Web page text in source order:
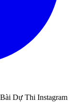
Dự Thi Instagram